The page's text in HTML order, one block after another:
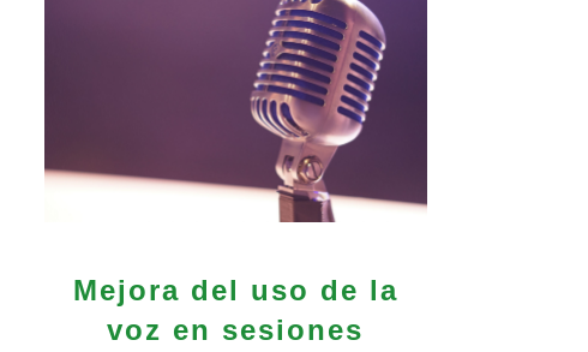
Mejora del uso de la
voz en sesiones